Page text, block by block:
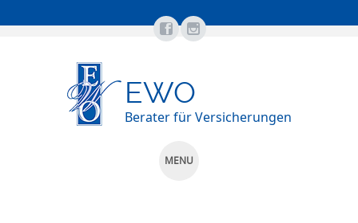
EWO
Berater für Versicherungen
MENU